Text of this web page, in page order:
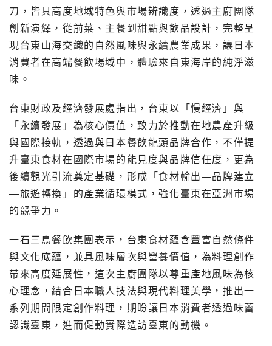
刀，皆具高度地域特色與市場辨識度，透過主廚團隊
創新演繹，從前菜、主餐到甜點與飲品設計，完整呈
現台東山海交織的自然風味與永續農業成果，讓日本
消費者在高端餐飲場域中，體驗來自東海岸的純淨滋
味。
台東財政及經濟發展處指出，台東以「慢經濟」與
「永續發展」為核心價值，致力於推動在地農產升級
與國際接軌，透過與日本餐飲龍頭品牌合作，不僅提
升臺東食材在國際市場的能見度與品牌信任度，更為
後續觀光引流奠定基礎，形成「食材輸出—品牌建立
—旅遊轉換」的產業循環模式，強化臺東在亞洲市場
的競爭力。
一石三鳥餐飲集團表示，台東食材蘊含豐富自然條件
與文化底蘊，兼具風味層次與營養價值，為料理創作
帶來高度延展性，這次主廚團隊以尊重產地風味為核
心理念，結合日本職人技法與現代料理美學，推出一
系列期間限定創作料理，期盼讓日本消費者透過味蕾
認識臺東，進而促動實際造訪臺東的動機。